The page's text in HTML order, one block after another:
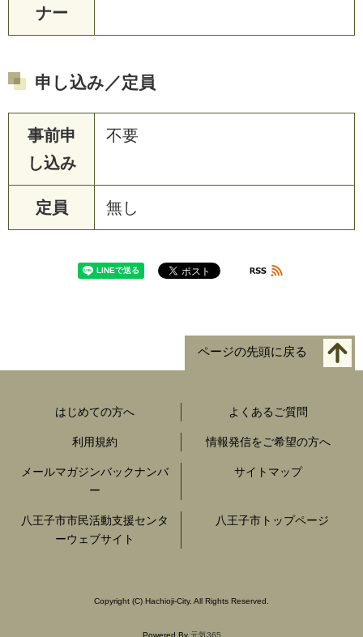
ナー
申し込み／定員
事前申
し込み
不要
定員 無し
ページの先頭に戻る
はじめての方へ よくあるご質問
利用規約 情報発信をご希望の方へ
メールマガジンバックナンバ
ー
サイトマップ
八王子市市民活動支援センタ
ーウェブサイト
八王子市トップページ
Copyright (C) Hachioji-City. All Rights Reserved.
Powered By 元気365